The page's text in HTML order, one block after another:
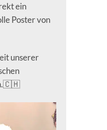
ein
Poster von
unserer